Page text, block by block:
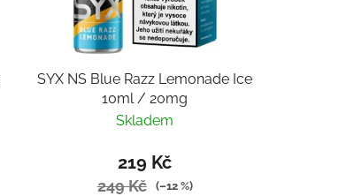
SYX NS Blue Razz Lemonade Ice
10ml / 20mg
Skladem
219 Kč
249 Kč (–12 %)